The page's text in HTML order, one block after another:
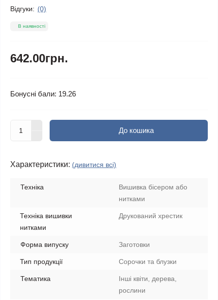
Відгуки: (0)
В наявності
642.00грн.
Бонусні бали: 19.26
До кошика
Характеристики: (дивитися всі)
Техніка
Вишивка бісером або
нитками
Техніка вишивки
нитками
Друкований хрестик
Форма випуску Заготовки
Тип продукції Сорочки та блузки
Тематика
Інші квіти, дерева,
рослини